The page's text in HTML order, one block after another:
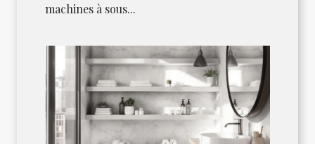
machines à sous...